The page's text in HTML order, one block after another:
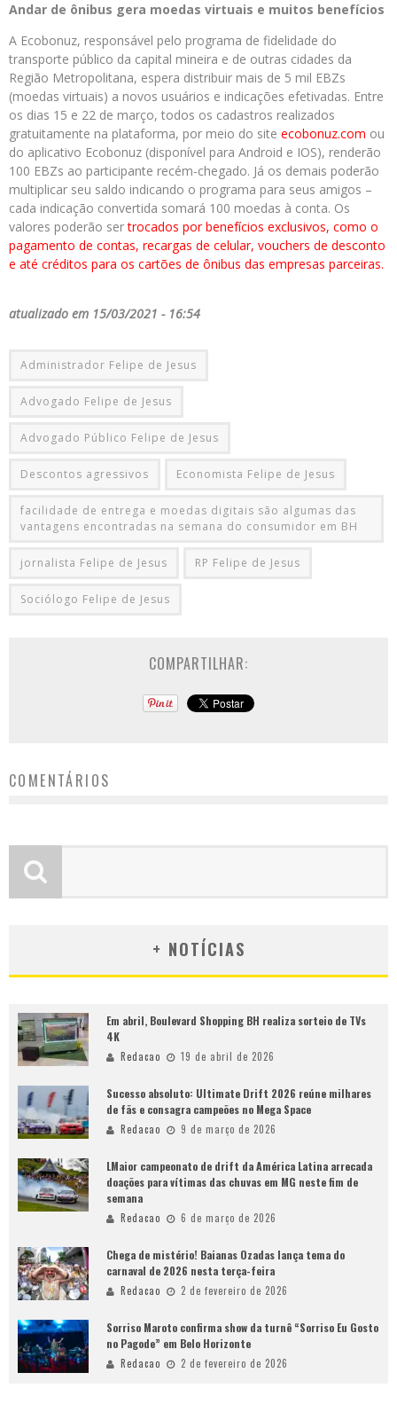
Andar de ônibus gera moedas virtuais e muitos benefícios
A Ecobonuz, responsável pelo programa de fidelidade do
transporte público da capital mineira e de outras cidades da
Região Metropolitana, espera distribuir mais de 5 mil EBZs
(moedas virtuais) a novos usuários e indicações efetivadas. Entre
os dias 15 e 22 de março, todos os cadastros realizados
gratuitamente na plataforma, por meio do site ecobonuz.com ou
do aplicativo Ecobonuz (disponível para Android e IOS), renderão
100 EBZs ao participante recém-chegado. Já os demais poderão
multiplicar seu saldo indicando o programa para seus amigos –
cada indicação convertida somará 100 moedas à conta. Os
valores poderão sertrocados por benefícios exclusivos, como o
pagamento de contas, recargas de celular, vouchers de desconto
e até créditos para os cartões de ônibus das empresas parceiras.
atualizado em 15/03/2021 - 16:54
Administrador Felipe de Jesus
Advogado Felipe de Jesus
Advogado Público Felipe de Jesus
Descontos agressivos Economista Felipe de Jesus
facilidade de entrega e moedas digitais são algumas das
vantagens encontradas na semana do consumidor em BH
jornalista Felipe de Jesus RP Felipe de Jesus
Sociólogo Felipe de Jesus
COMPARTILHAR:
COMENTÁRIOS
+ NOTÍCIAS
Em abril, Boulevard Shopping BH realiza sorteio de TVs
4K
Redacao 19 de abril de 2026
Sucesso absoluto: Ultimate Drift 2026 reúne milhares
de fãs e consagra campeões no Mega Space
Redacao 9 de março de 2026
LMaior campeonato de drift da América Latina arrecada
doações para vítimas das chuvas em MG neste fim de
semana
Redacao 6 de março de 2026
Chega de mistério! Baianas Ozadas lança tema do
carnaval de 2026 nesta terça-feira
Redacao 2 de fevereiro de 2026
Sorriso Maroto confirma show da turnê “Sorriso Eu Gosto
no Pagode” em Belo Horizonte
Redacao 2 de fevereiro de 2026